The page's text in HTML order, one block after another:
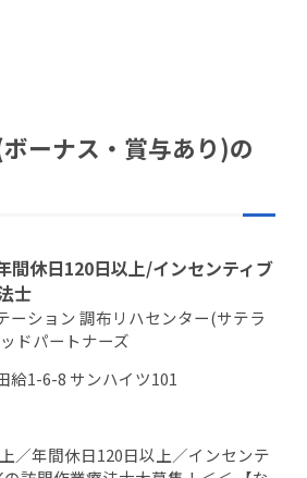
ーナス・賞与あり)の
間休日120日以上/インセンティブ
士
ーション 調布リハセンター(サテラ
ドパートナーズ
給1-6-8 サンハイツ101
／年間休日120日以上／インセンテ